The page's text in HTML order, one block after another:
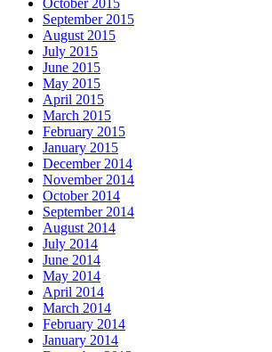
September 2015
August 2015
July 2015
June 2015
May 2015
April 2015
March 2015
February 2015
January 2015
December 2014
November 2014
October 2014
September 2014
August 2014
July 2014
June 2014
May 2014
April 2014
March 2014
February 2014
January 2014